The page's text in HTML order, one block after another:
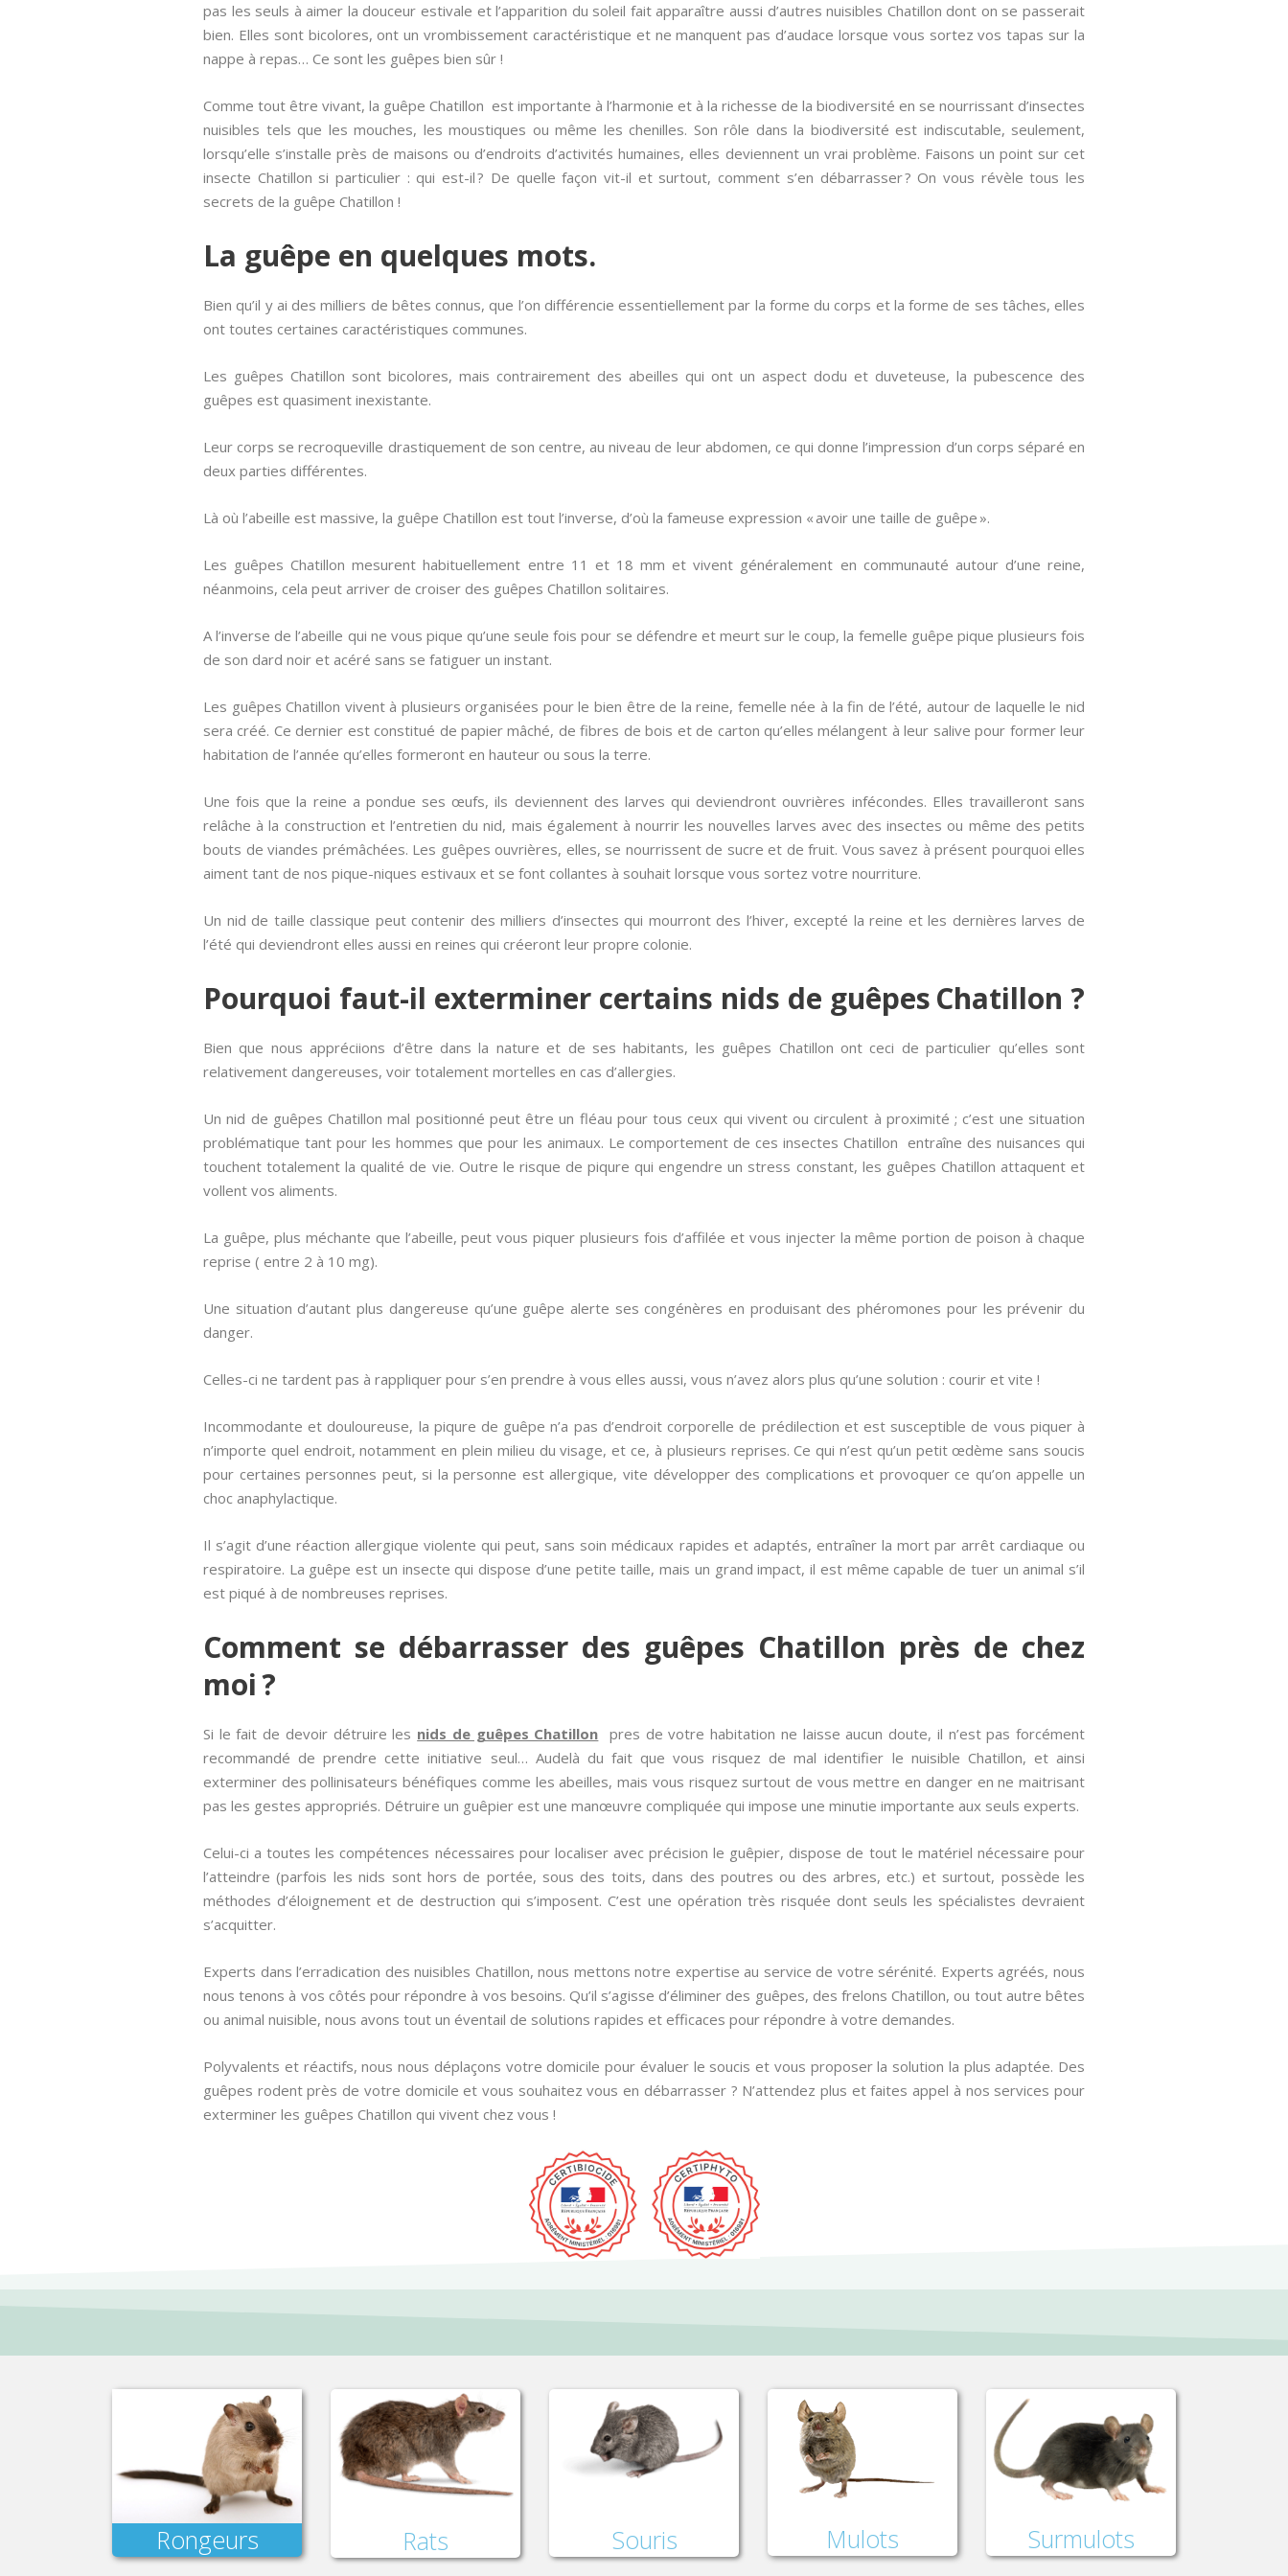
pas les seuls à aimer la douceur estivale et l’apparition du soleil fait apparaître aussi d’autres nuisibles Chatillon dont on se passerait
bien. Elles sont bicolores, ont un vrombissement caractéristique et ne manquent pas d’audace lorsque vous sortez vos tapas sur la
nappe à repas… Ce sont les guêpes bien sûr !
Comme tout être vivant, la guêpe Chatillon est importante à l’harmonie et à la richesse de la biodiversité en se nourrissant d’insectes
nuisibles tels que les mouches, les moustiques ou même les chenilles. Son rôle dans la biodiversité est indiscutable, seulement,
lorsqu’elle s’installe près de maisons ou d’endroits d’activités humaines, elles deviennent un vrai problème. Faisons un point sur cet
insecte Chatillon si particulier : qui est-il ? De quelle façon vit-il et surtout, comment s’en débarrasser ? On vous révèle tous les
secrets de la guêpe Chatillon !
La guêpe en quelques mots.
Bien qu’il y ai des milliers de bêtes connus, que l’on différencie essentiellement par la forme du corps et la forme de ses tâches, elles
ont toutes certaines caractéristiques communes.
Les guêpes Chatillon sont bicolores, mais contrairement des abeilles qui ont un aspect dodu et duveteuse, la pubescence des
guêpes est quasiment inexistante.
Leur corps se recroqueville drastiquement de son centre, au niveau de leur abdomen, ce qui donne l’impression d’un corps séparé en
deux parties différentes.
Là où l’abeille est massive, la guêpe Chatillon est tout l’inverse, d’où la fameuse expression « avoir une taille de guêpe ».
Les guêpes Chatillon mesurent habituellement entre 11 et 18 mm et vivent généralement en communauté autour d’une reine,
néanmoins, cela peut arriver de croiser des guêpes Chatillon solitaires.
A l’inverse de l’abeille qui ne vous pique qu’une seule fois pour se défendre et meurt sur le coup, la femelle guêpe pique plusieurs fois
de son dard noir et acéré sans se fatiguer un instant.
Les guêpes Chatillon vivent à plusieurs organisées pour le bien être de la reine, femelle née à la fin de l’été, autour de laquelle le nid
sera créé. Ce dernier est constitué de papier mâché, de fibres de bois et de carton qu’elles mélangent à leur salive pour former leur
habitation de l’année qu’elles formeront en hauteur ou sous la terre.
Une fois que la reine a pondue ses œufs, ils deviennent des larves qui deviendront ouvrières infécondes. Elles travailleront sans
relâche à la construction et l’entretien du nid, mais également à nourrir les nouvelles larves avec des insectes ou même des petits
bouts de viandes prémâchées. Les guêpes ouvrières, elles, se nourrissent de sucre et de fruit. Vous savez à présent pourquoi elles
aiment tant de nos pique-niques estivaux et se font collantes à souhait lorsque vous sortez votre nourriture.
Un nid de taille classique peut contenir des milliers d’insectes qui mourront des l’hiver, excepté la reine et les dernières larves de
l’été qui deviendront elles aussi en reines qui créeront leur propre colonie.
Pourquoi faut-il exterminer certains nids de guêpes Chatillon ?
Bien que nous appréciions d’être dans la nature et de ses habitants, les guêpes Chatillon ont ceci de particulier qu’elles sont
relativement dangereuses, voir totalement mortelles en cas d’allergies.
Un nid de guêpes Chatillon mal positionné peut être un fléau pour tous ceux qui vivent ou circulent à proximité ; c’est une situation
problématique tant pour les hommes que pour les animaux. Le comportement de ces insectes Chatillon entraîne des nuisances qui
touchent totalement la qualité de vie. Outre le risque de piqure qui engendre un stress constant, les guêpes Chatillon attaquent et
vollent vos aliments.
La guêpe, plus méchante que l’abeille, peut vous piquer plusieurs fois d’affilée et vous injecter la même portion de poison à chaque
reprise ( entre 2 à 10 mg).
Une situation d’autant plus dangereuse qu’une guêpe alerte ses congénères en produisant des phéromones pour les prévenir du
danger.
Celles-ci ne tardent pas à rappliquer pour s’en prendre à vous elles aussi, vous n’avez alors plus qu’une solution : courir et vite !
Incommodante et douloureuse, la piqure de guêpe n’a pas d’endroit corporelle de prédilection et est susceptible de vous piquer à
n’importe quel endroit, notamment en plein milieu du visage, et ce, à plusieurs reprises. Ce qui n’est qu’un petit œdème sans soucis
pour certaines personnes peut, si la personne est allergique, vite développer des complications et provoquer ce qu’on appelle un
choc anaphylactique.
Il s’agit d’une réaction allergique violente qui peut, sans soin médicaux rapides et adaptés, entraîner la mort par arrêt cardiaque ou
respiratoire. La guêpe est un insecte qui dispose d’une petite taille, mais un grand impact, il est même capable de tuer un animal s’il
est piqué à de nombreuses reprises.
Comment se débarrasser des guêpes Chatillon près de chez
moi ?
Si le fait de devoir détruire les nids de guêpes Chatillon pres de votre habitation ne laisse aucun doute, il n’est pas forcément
recommandé de prendre cette initiative seul… Audelà du fait que vous risquez de mal identifier le nuisible Chatillon, et ainsi
exterminer des pollinisateurs bénéfiques comme les abeilles, mais vous risquez surtout de vous mettre en danger en ne maitrisant
pas les gestes appropriés. Détruire un guêpier est une manœuvre compliquée qui impose une minutie importante aux seuls experts.
Celui-ci a toutes les compétences nécessaires pour localiser avec précision le guêpier, dispose de tout le matériel nécessaire pour
l’atteindre (parfois les nids sont hors de portée, sous des toits, dans des poutres ou des arbres, etc.) et surtout, possède les
méthodes d’éloignement et de destruction qui s’imposent. C’est une opération très risquée dont seuls les spécialistes devraient
s’acquitter.
Experts dans l’erradication des nuisibles Chatillon, nous mettons notre expertise au service de votre sérénité. Experts agréés, nous
nous tenons à vos côtés pour répondre à vos besoins. Qu’il s’agisse d’éliminer des guêpes, des frelons Chatillon, ou tout autre bêtes
ou animal nuisible, nous avons tout un éventail de solutions rapides et efficaces pour répondre à votre demandes.
Polyvalents et réactifs, nous nous déplaçons votre domicile pour évaluer le soucis et vous proposer la solution la plus adaptée. Des
guêpes rodent près de votre domicile et vous souhaitez vous en débarrasser ? N’attendez plus et faites appel à nos services pour
exterminer les guêpes Chatillon qui vivent chez vous !
Rongeurs Rats Souris Mulots Surmulots